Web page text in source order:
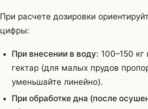
При расчете дозировки
цифры:
При внесении в воду: 100–150 кг
гектар (для малых прудов
уменьшайте линейно).
При обработке дна (после